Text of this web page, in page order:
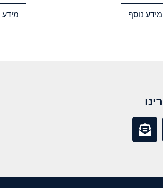
מידע נוסף מידע